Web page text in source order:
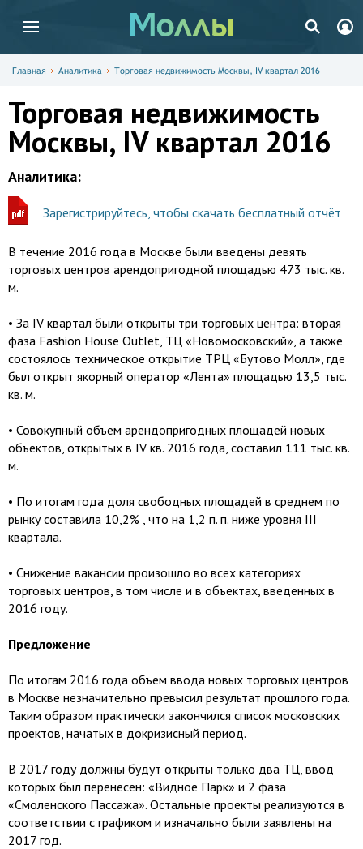
Главная Аналитика Торговая недвижимость Москвы, IV квартал 2016
Торговая недвижимость
Москвы, IV квартал 2016
Аналитика:
Зарегистрируйтесь, чтобы скачать бесплатный отчёт
В течение 2016 года в Москве были введены девять
торговых центров арендопригодной площадью 473 тыс. кв.
м.
• За IV квартал были открыты три торговых центра: вторая
фаза Fashion House Outlet, ТЦ «Новомосковский», а также
состоялось техническое открытие ТРЦ «Бутово Молл», где
был открыт якорный оператор «Лента» площадью 13,5 тыс.
кв. м.
• Совокупный объем арендопригодных площадей новых
объектов, открытых в IV кв. 2016 года, составил 111 тыс. кв.
м.
• По итогам года доля свободных площадей в среднем по
рынку составила 10,2% , что на 1,2 п. п. ниже уровня III
квартала.
• Снижение вакансии произошло во всех категориях
торговых центров, в том числе и в объектах, введенных в
2016 году.
Предложение
По итогам 2016 года объем ввода новых торговых центров
в Москве незначительно превысил результат прошлого года.
Таким образом практически закончился список московских
проектов, начатых в докризисный период.
В 2017 году должны будут открыты только два ТЦ, ввод
которых был перенесен: «Видное Парк» и 2 фаза
«Смоленского Пассажа». Остальные проекты реализуются в
соответствии с графиком и изначально были заявлены на
2017 год.